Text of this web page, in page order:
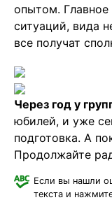
опытом. Главное
ситуаций, вида
все получат
Через год у
юбилей, и уже
подготовка. А
Продолжайте
Если вы нашли
текста и